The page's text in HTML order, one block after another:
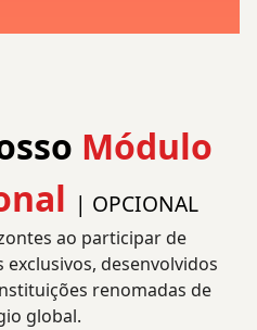
Módulo
| OPCIONAL
ao participar de
desenvolvidos
renomadas de
global.